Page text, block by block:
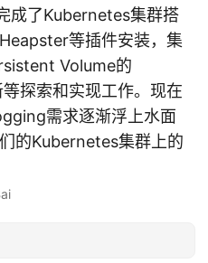
成了Kubernetes集群搭
等插件安装，集
Volume的
探索和实现工作。现在
需求逐渐浮上水面
的Kubernetes集群上的